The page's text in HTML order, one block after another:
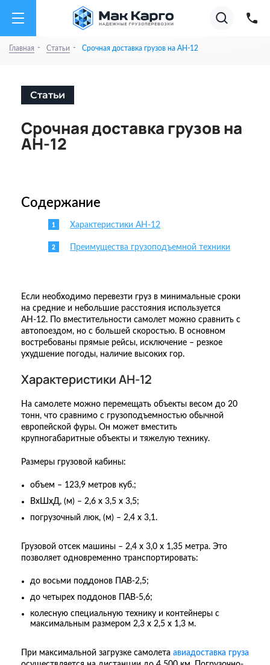
01.08.26
на
Август
Супер тарифы на
✕
Главная - Статьи - Срочная доставка грузов на АН-12
Статьи
Срочная доставка грузов на
АН-12
Содержание
Характеристики АН-12
Преимущества грузоподъемной техники
Если необходимо перевезти груз в минимальные сроки
на средние и небольшие расстояния используется
АН-12. По вместительности самолет можно сравнить с
автопоездом, но с большей скоростью. В основном
востребованы прямые рейсы, исключение – резкое
ухудшение погоды, наличие высоких гор.
Характеристики АН-12
На самолете можно перемещать объекты весом до 20
тонн, что сравнимо с грузоподъемностью обычной
европейской фуры. Он может вместить
крупногабаритные объекты и тяжелую технику.
Размеры грузовой кабины:
объем – 123,9 метров куб.;
ВхШхД, (м) – 2,6 х 3,5 х 3,5;
погрузочный люк, (м) – 2,4 х 3,1.
Грузовой отсек машины – 2,4 х 3,0 х 1,35 метра. Это
позволяет одновременно транспортировать:
до восьми поддонов ПАВ-2,5;
до четырех поддонов ПАВ-5,6;
колесную специальную технику и контейнеры с
максимальным размером 2,3 х 2,5 х 1,3 м.
При максимальной загрузке самолета авиадоставка груза